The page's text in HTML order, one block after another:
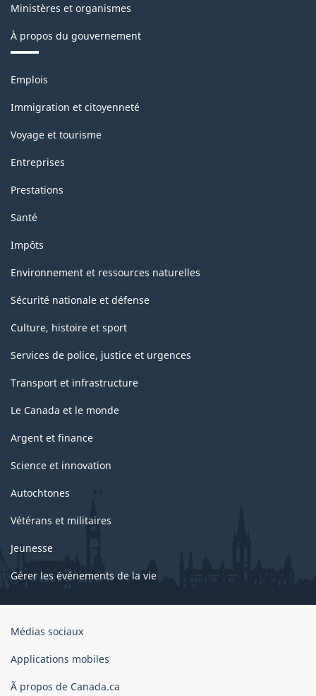
de
la
Ministères et organismes
À propos du gouvernement
Thèmes
sujets
Emplois
Immigration et citoyenneté
Voyage et tourisme
Entreprises
Prestations
Santé
Impôts
Environnement et ressources naturelles
Sécurité nationale et défense
Culture, histoire et sport
Services de police, justice et urgences
Transport et infrastructure
Le Canada et le monde
Argent et finance
Science et innovation
Autochtones
Vétérans et militaires
Jeunesse
Gérer les événements de la vie
Organisation
gouvernement
Canada
Médias sociaux
Applications mobiles
Ã propos de Canada.ca